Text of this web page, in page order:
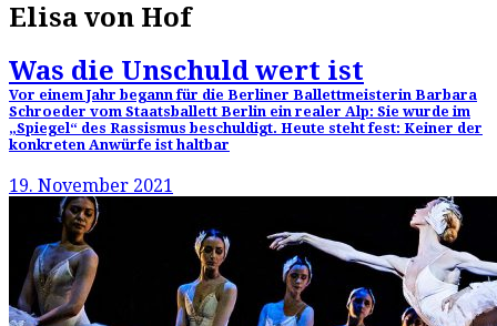
Elisa von Hof
Was die Unschuld wert ist
Vor einem Jahr begann für die Berliner Ballettmeisterin Barbara
Schroeder vom Staatsballett Berlin ein realer Alp: Sie wurde im
„Spiegel“ des Rassismus beschuldigt. Heute steht fest: Keiner der
konkreten Anwürfe ist haltbar
19. November 2021